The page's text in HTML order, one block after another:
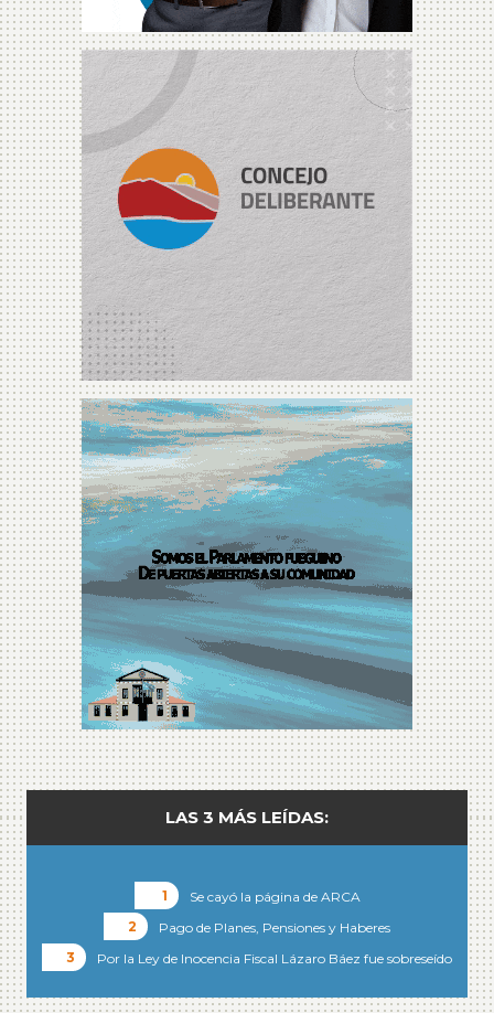
LAS 3 MÁS LEÍDAS:
Se cayó la página de ARCA
Pago de Planes, Pensiones y Haberes
Por la Ley de Inocencia Fiscal Lázaro Báez fue sobreseído